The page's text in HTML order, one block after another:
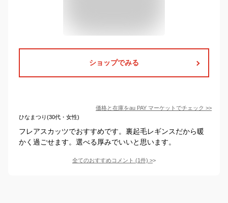
ショップでみる
価格と在庫をau PAY マーケット でチェック >>
ひなまつり(30代・女性)
フレアスカッツでおすすめです。裏起毛レギンスだから暖
かく過ごせます。選べる厚みでいいと思います。
全てのおすすめコメント (1件) >